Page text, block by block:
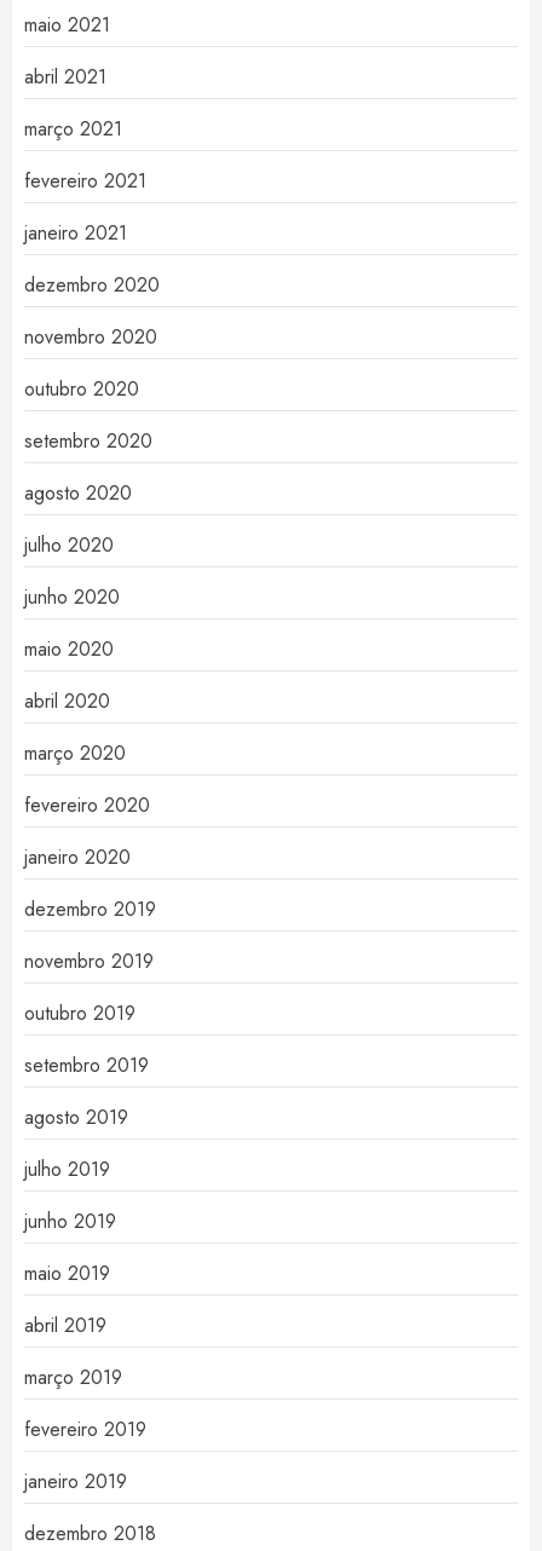
maio 2021
abril 2021
março 2021
fevereiro 2021
janeiro 2021
dezembro 2020
novembro 2020
outubro 2020
setembro 2020
agosto 2020
julho 2020
junho 2020
maio 2020
abril 2020
março 2020
fevereiro 2020
janeiro 2020
dezembro 2019
novembro 2019
outubro 2019
setembro 2019
agosto 2019
julho 2019
junho 2019
maio 2019
abril 2019
março 2019
fevereiro 2019
janeiro 2019
dezembro 2018